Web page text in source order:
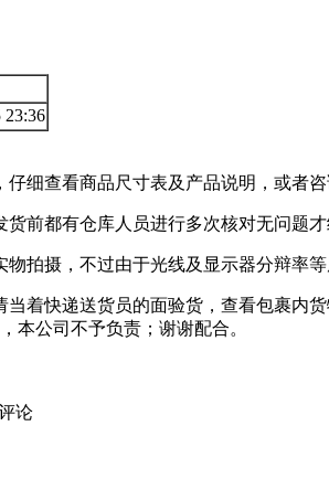
23:36
仔细查看商品尺寸表及产品说明，或者
货前都有仓库人员进行多次核对无问题
物拍摄，不过由于光线及显示器分辩率
当着快递送货员的面验货，查看包裹内
本公司不予负责；谢谢配合。
论